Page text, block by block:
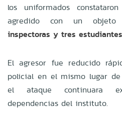
los uniformados
agredido con un objeto
inspectoras y tres estudiantes
El agresor fue reducido
policial en el mismo lugar
el ataque continuara
dependencias del instituto.